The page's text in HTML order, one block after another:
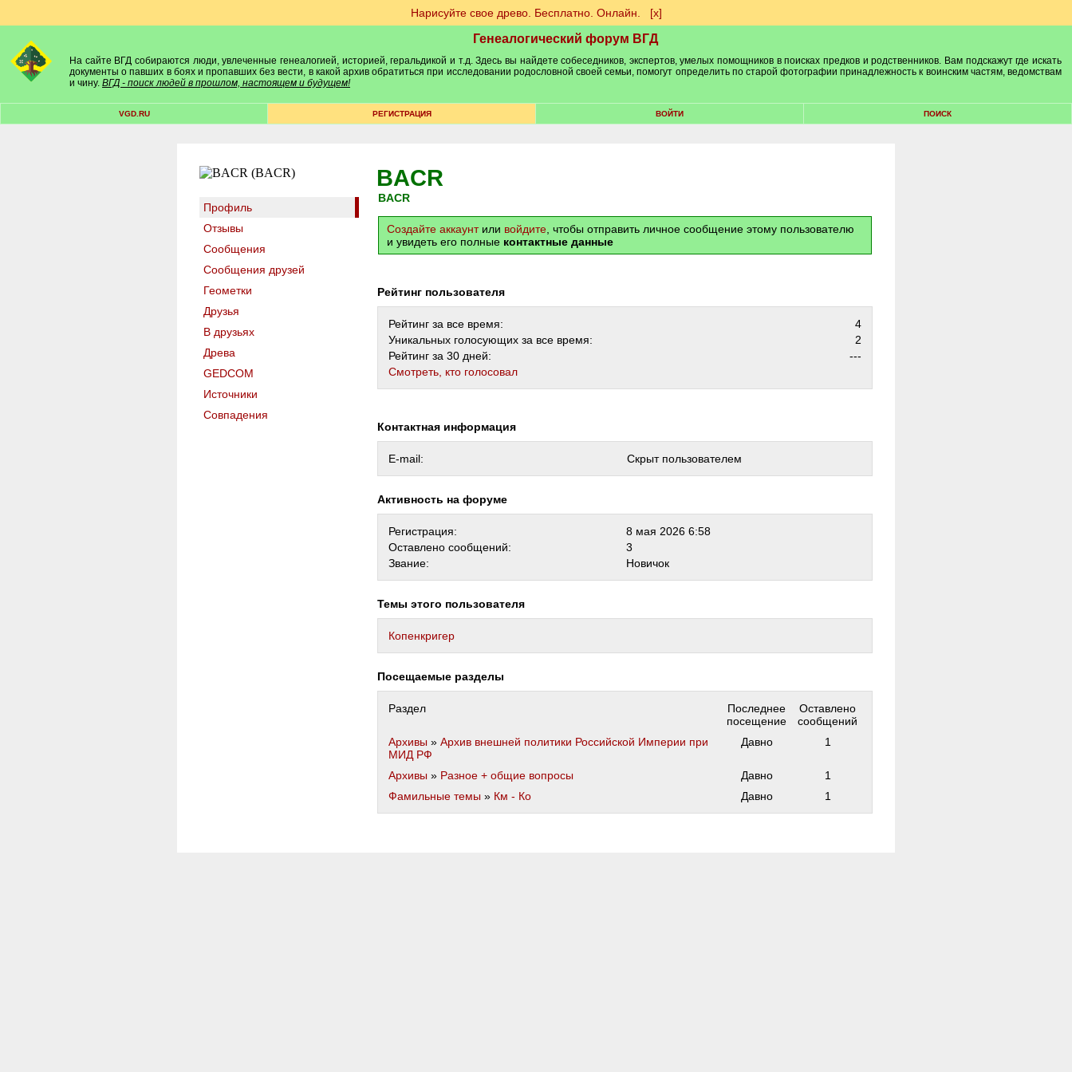
Нарисуйте свое древо. Бесплатно. Онлайн. [х]
Генеалогический форум ВГД
На сайте ВГД собираются люди, увлеченные генеалогией, историей, геральдикой и т.д. Здесь вы найдете собеседников, экспертов, умелых помощников в поисках предков и родственников. Вам подскажут где искать
документы о павших в боях и пропавших без вести, в какой архив обратиться при исследовании родословной своей семьи, помогут определить по старой фотографии принадлежность к воинским частям, ведомствам
и чину. ВГД - поиск людей в прошлом, настоящем и будущем!
VGD.RU РЕГИСТРАЦИЯ ВОЙТИ ПОИСК
Профиль
Отзывы
Сообщения
Сообщения друзей
Геометки
Друзья
В друзьях
Древа
GEDCOM
Источники
Совпадения
BACR
BACR
Создайте аккаунтили войдите , чтобы отправить личное сообщение этому пользователю
и увидеть его полные контактные данные
Рейтинг пользователя
Рейтинг за все время:
4
Уникальных голосующих за все время:
2
Рейтинг за 30 дней:
---
Cмотреть, кто голосовал
Контактная информация
E-mail: Скрыт пользователем
Активность на форуме
Регистрация:
8 мая 2026 6:58
Оставлено сообщений:
3
Звание:
Новичок
Темы этого пользователя
Копенкригер
Посещаемые разделы
Раздел
Последнее
посещение
Оставлено
сообщений
Архивы » Архив внешней политики Российской Империи при
МИД РФ
Давно 1
Архивы » Разное + общие вопросы Давно
1
Фамильные темы » Км - Ко Давно 1